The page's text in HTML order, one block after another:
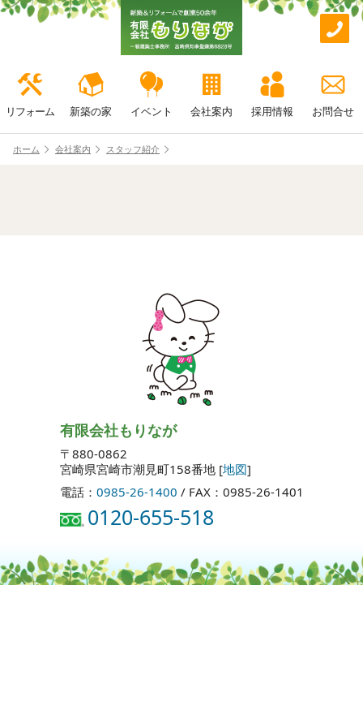
リフォーム 新築の家 イベント 会社案内 採用情報 お問合せ
ホーム 会社案内 スタッフ紹介
有限会社もりなが
〒880-0862
宮崎県宮崎市潮見町158番地 [地図]
電話： 0985-26-1400 / FAX：0985-26-1401
0120-655-518